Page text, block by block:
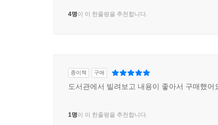
4명이 이 한줄평을 추천합니다.
종이책 구매
도서관에서 빌려보고 내용이 좋아서 구매했어
1명이 이 한줄평을 추천합니다.